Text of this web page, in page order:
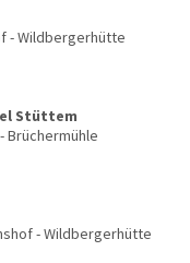
- Wildbergerhütte
Stüttem
Brüchermühle
- Wildbergerhütte